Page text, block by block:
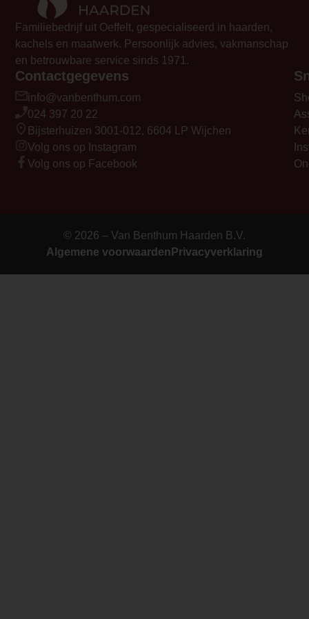
Familiebedrijf uit Oeffelt, gespecialiseerd in haarden,
kachels en maatwerk. Persoonlijk advies, vakmanschap
en betrouwbare service sinds 1971.
Contactgegevens
info@vanbenthum.com
024 397 20 22
Bijsterhuizen 3001-012, 6604 LP Wijchen
Volg ons op Instagram
Volg ons op Facebook
© 2026 – Van Benthum Haarden B.V.
Algemene voorwaarden Privacyverklaring